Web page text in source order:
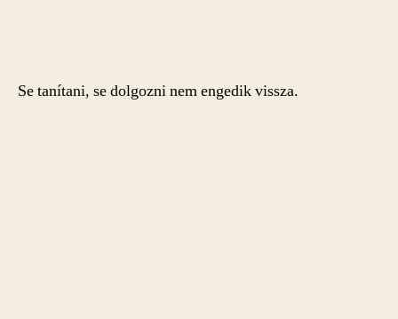
Se tanítani, se dolgozni nem engedik vissza.